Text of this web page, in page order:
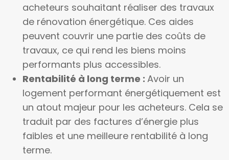
acheteurs souhaitant réaliser des travaux
de rénovation énergétique. Ces aides
peuvent couvrir une partie des coûts de
travaux, ce qui rend les biens moins
performants plus accessibles.
Rentabilité à long terme : Avoir un
logement performant énergétiquement est
un atout majeur pour les acheteurs. Cela se
traduit par des factures d’énergie plus
faibles et une meilleure rentabilité à long
terme.